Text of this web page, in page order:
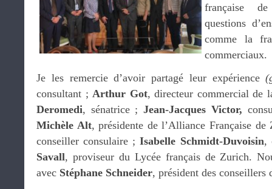
française
questions
comme la
commerciaux.
Je les remercie d’avoir partagé leur expérience
consultant ; Arthur Got, directeur commercial de
Deromedi, sénatrice ;Jean-Jacques Victor,
Michèle Alt, présidente de l’Alliance Française
conseiller consulaire ;Isabelle Schmidt-Duvoisin,
Savall, proviseur du Lycée français de Zurich.
avec Stéphane Schneider, président des conseillers